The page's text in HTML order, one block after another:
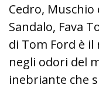
Cedro, Muschio
Sandalo, Fava
di Tom Ford è
negli odori del
inebriante che